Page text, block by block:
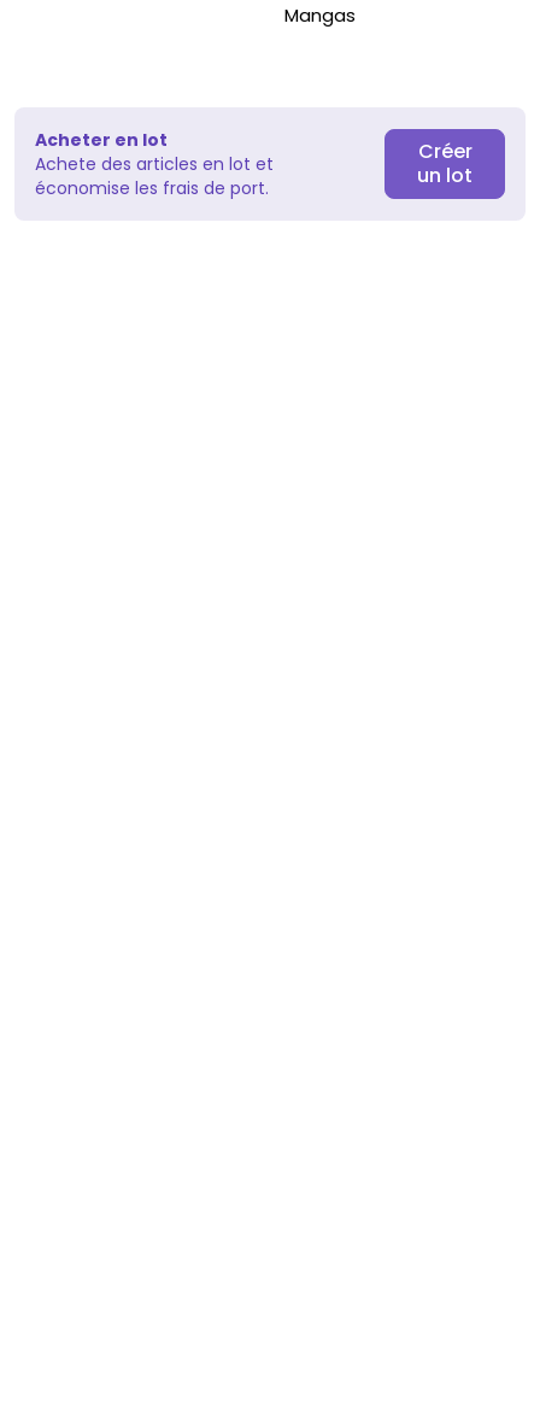
Mangas
Acheter en lot
Achete des articles en lot et
économise les frais de port.
Créer
un lot